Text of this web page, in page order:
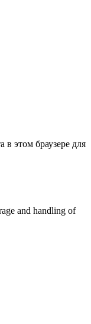
в этом браузере для
and handling of